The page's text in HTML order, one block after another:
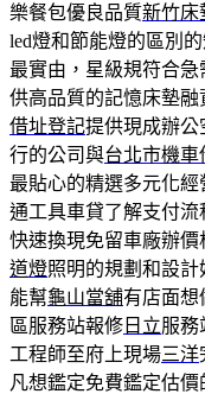
樂餐包優良品質新竹床
led燈和節能燈的區別
最實由，星級規符合
供高品質的記憶床墊
借址登記提供現成辦公
行的公司與台北市機車
最貼心的精選多元化經
通工具車貸了解支付
快速換現免留車廠辦
道燈照明的規劃和設
能幫龜山當舖有店面想
區服務站報修 日立服務
工程師至府上現場三洋
凡想鑑定免費鑑定估價